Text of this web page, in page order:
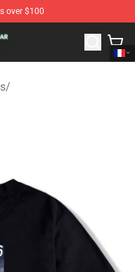
over $100
The Asterisk War
/